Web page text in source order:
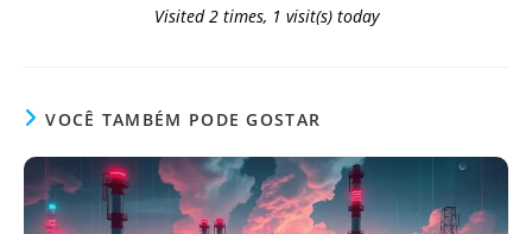
Visited 2 times, 1 visit(s) today
VOCÊ TAMBÉM PODE GOSTAR